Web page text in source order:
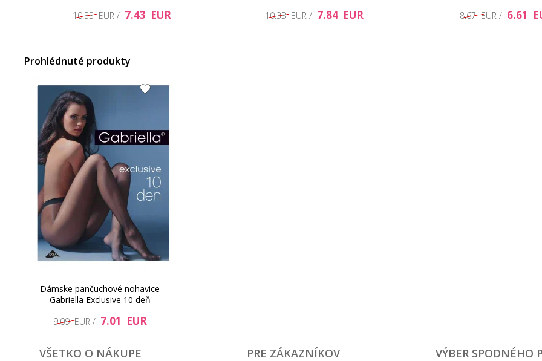
10.33 EUR / 7.43 EUR
10.33 EUR / 7.84 EUR
8.67 EUR / 6.61
Prohlédnuté produkty
Dámske pančuchové nohavice
Gabriella Exclusive 10 deň
9.09 EUR / 7.01 EUR
VŠETKO O NÁKUPE PRE ZÁKAZNÍKOV VÝBER SPODNÉHO